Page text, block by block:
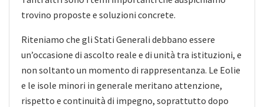
trovino proposte e soluzioni concrete.
Riteniamo che gli Stati Generali debbano essere
un’occasione di ascolto reale e di unità tra istituzioni, e
non soltanto un momento di rappresentanza. Le Eolie
e le isole minori in generale meritano attenzione,
rispetto e continuità di impegno, soprattutto dopo